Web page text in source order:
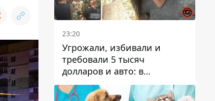
23:20
Угрожали, избивали и
требовали 5 тысяч
долларов и авто: в
Павлограде задержали двух
мужчин